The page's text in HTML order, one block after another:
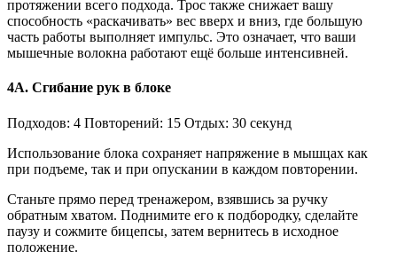
протяжении всего подхода. Трос также снижает вашу
способность «раскачивать» вес вверх и вниз, где большую
часть работы выполняет импульс. Это означает, что ваши
мышечные волокна работают ещё больше интенсивней.
4А. Сгибание рук в блоке
Подходов: 4 Повторений: 15 Отдых: 30 секунд
Использование блока сохраняет напряжение в мышцах как
при подъеме, так и при опускании в каждом повторении.
Станьте прямо перед тренажером, взявшись за ручку
обратным хватом. Поднимите его к подбородку, сделайте
паузу и сожмите бицепсы, затем вернитесь в исходное
положение.